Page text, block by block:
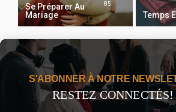
Se Préparer Au
Mariage
85
Temps
Recevoir Notre Newsletter
The real voyage of discovery consists not in
S'ABONNER À NOTRE
RESTEZ CONNECTÉS!